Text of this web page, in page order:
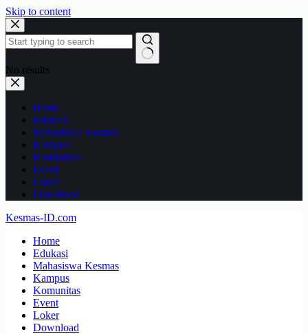
Skip to content
No results
Home
Edukasi
Mahasiswa Kesmas
Kampus
Komunitas
Event
Loker
Download
Kesmas-ID.com
Home
Edukasi
Mahasiswa Kesmas
Kampus
Komunitas
Event
Loker
Download